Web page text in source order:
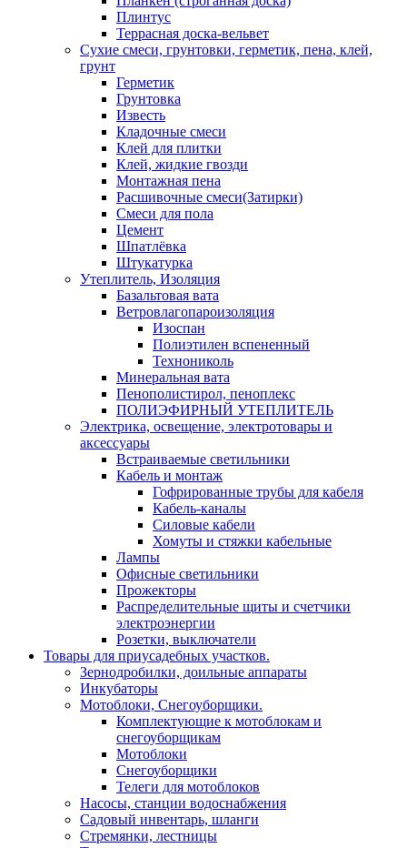
Плинтус
Террасная доска-вельвет
Сухие смеси, грунтовки, герметик, пена, клей,
грунт
Герметик
Грунтовка
Известь
Кладочные смеси
Клей для плитки
Клей, жидкие гвозди
Монтажная пена
Расшивочные смеси(Затирки)
Смеси для пола
Цемент
Шпатлёвка
Штукатурка
Утеплитель, Изоляция
Базальтовая вата
Ветровлагопароизоляция
Изоспан
Полиэтилен вспененный
Технониколь
Минеральная вата
Пенополистирол, пеноплекс
ПОЛИЭФИРНЫЙ УТЕПЛИТЕЛЬ
Электрика, освещение, электротовары и
аксессуары
Встраиваемые светильники
Кабель и монтаж
Гофрированные трубы для кабеля
Кабель-каналы
Силовые кабели
Хомуты и стяжки кабельные
Лампы
Офисные светильники
Прожекторы
Распределительные щиты и счетчики
электроэнергии
Розетки, выключатели
Товары для приусадебных участков.
Зернодробилки, доильные аппараты
Инкубаторы
Мотоблоки, Снегоуборщики.
Комплектующие к мотоблокам и
снегоуборщикам
Мотоблоки
Снегоуборщики
Телеги для мотоблоков
Насосы, станции водоснабжения
Садовый инвентарь, шланги
Стремянки, лестницы